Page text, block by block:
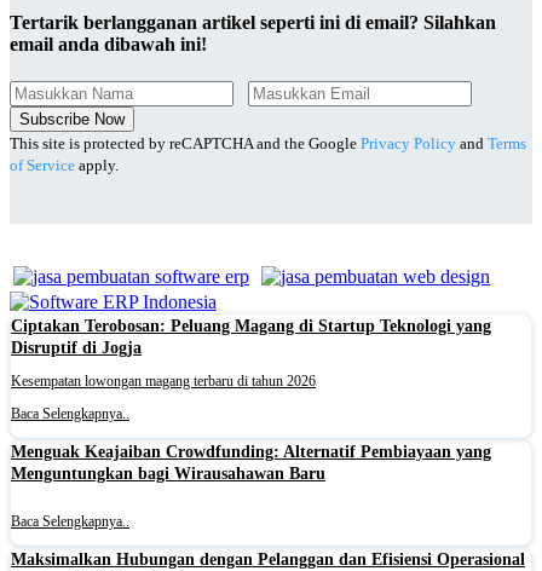
Tertarik berlangganan artikel seperti ini di email? Silahkan
email anda dibawah ini!
Subscribe Now
This site is protected by reCAPTCHA and the Google Privacy Policy and Terms
of Service apply.
Ciptakan Terobosan: Peluang Magang di Startup Teknologi yang
Disruptif di Jogja
Kesempatan lowongan magang terbaru di tahun 2026
Baca Selengkapnya..
Menguak Keajaiban Crowdfunding: Alternatif Pembiayaan yang
Menguntungkan bagi Wirausahawan Baru
Baca Selengkapnya..
Maksimalkan Hubungan dengan Pelanggan dan Efisiensi Operasional